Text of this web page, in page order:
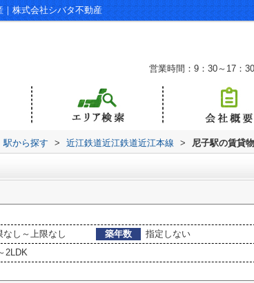
株式会社シバタ不動産
営業時間：9：30～17：30
駅から探す > 近江鉄道近江鉄道近江本線 > 尼子駅の賃貸
なし～上限なし 築年数
指定しない
2LDK